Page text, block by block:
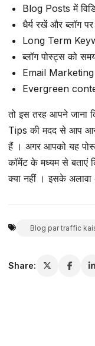
Blog Posts में
धैर्य रखें और ब्लॉग
Long Term
ब्लॉग पोस्ट्स को
Email
Evergreen
तो इस तरह आपने
Tips की मदद से आप
हैं । अगर आपको यह
कॉमेंट के मध्यम से बताएं
क्या नहीं । इसके
Blog par traffic
Share: